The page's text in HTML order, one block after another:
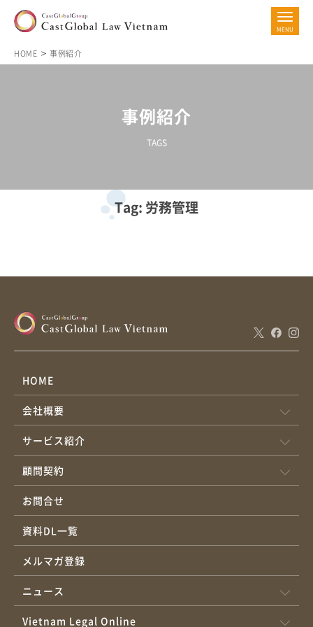
HOME 事例紹介
事例紹介
TAGS
Tag: 労務管理
HOME
会社概要
サービス紹介
顧問契約
お問合せ
資料DL一覧
メルマガ登録
ニュース
Vietnam Legal Online